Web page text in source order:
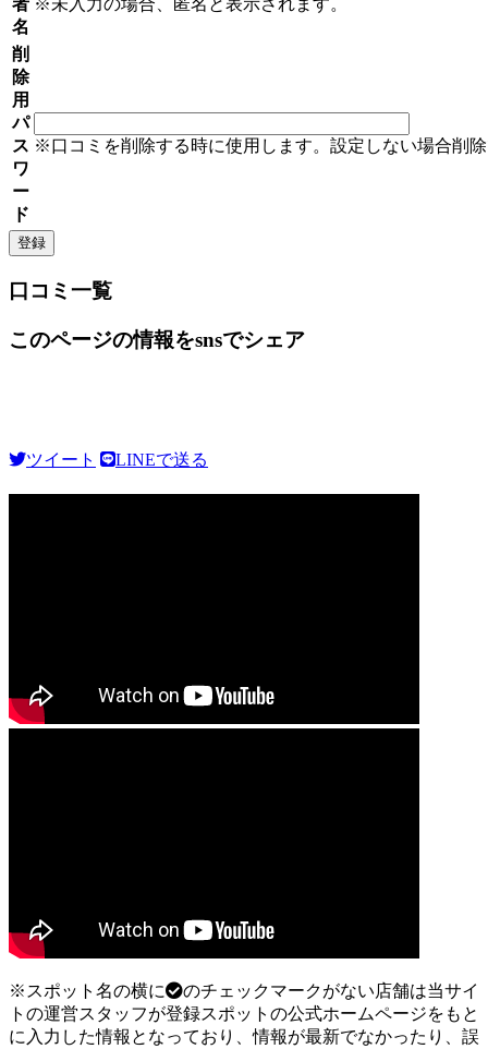
者
名
※未入力の場合、匿名と表示されます。
削
除
用
パ
ス
ワ
ー
ド
※口コミを削除する時に使用します。設定しない場合削
口コミ一覧
このページの情報をsnsでシェア
ツイート LINEで送る
※スポット名の横に
のチェックマークがない店舗は当サイ
トの運営スタッフが登録スポットの公式ホームページをもと
に入力した情報となっており、情報が最新でなかったり、誤